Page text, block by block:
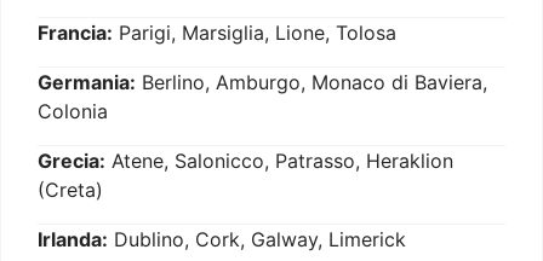
Francia: Parigi, Marsiglia, Lione, Tolosa
Germania: Berlino, Amburgo, Monaco di Baviera,
Colonia
Grecia: Atene, Salonicco, Patrasso, Heraklion
(Creta)
Irlanda: Dublino, Cork, Galway, Limerick